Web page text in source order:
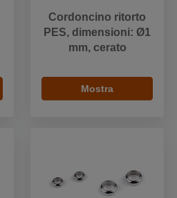
Cordoncino ritorto
PES, dimensioni: Ø1
mm, cerato
Mostra